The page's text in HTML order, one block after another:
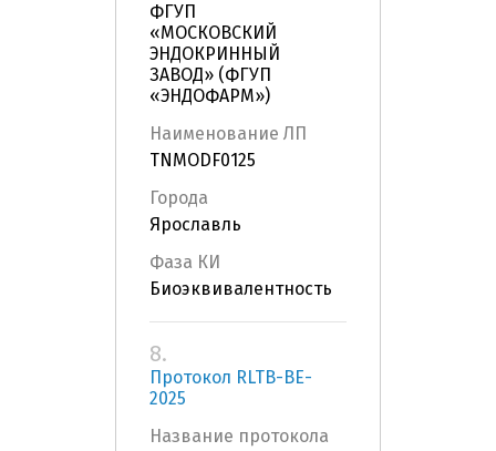
ФГУП
«МОСКОВСКИЙ
ЭНДОКРИННЫЙ
ЗАВОД» (ФГУП
«ЭНДОФАРМ»)
Наименование ЛП
TNMODF0125
Города
Ярославль
Фаза КИ
Биоэквивалентность
8.
Протокол RLTB-BE-
2025
Название протокола